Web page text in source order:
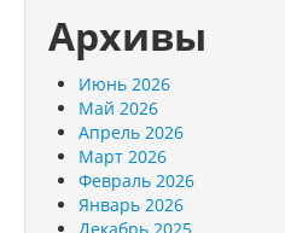
Архивы
Июнь 2026
Май 2026
Апрель 2026
Март 2026
Февраль 2026
Январь 2026